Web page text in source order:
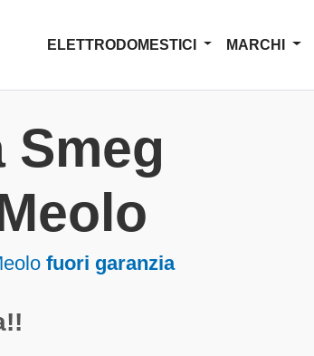
ELETTRODOMESTICI MARCHI
fuori garanzia